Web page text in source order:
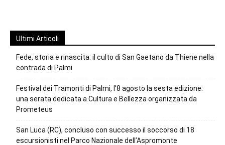
Ultimi Articoli
Fede, storia e rinascita: il culto di San Gaetano da Thiene nella
contrada di Palmi
Festival dei Tramonti di Palmi, l’8 agosto la sesta edizione:
una serata dedicata a Cultura e Bellezza organizzata da
Prometeus
San Luca (RC), concluso con successo il soccorso di 18
escursionisti nel Parco Nazionale dell’Aspromonte